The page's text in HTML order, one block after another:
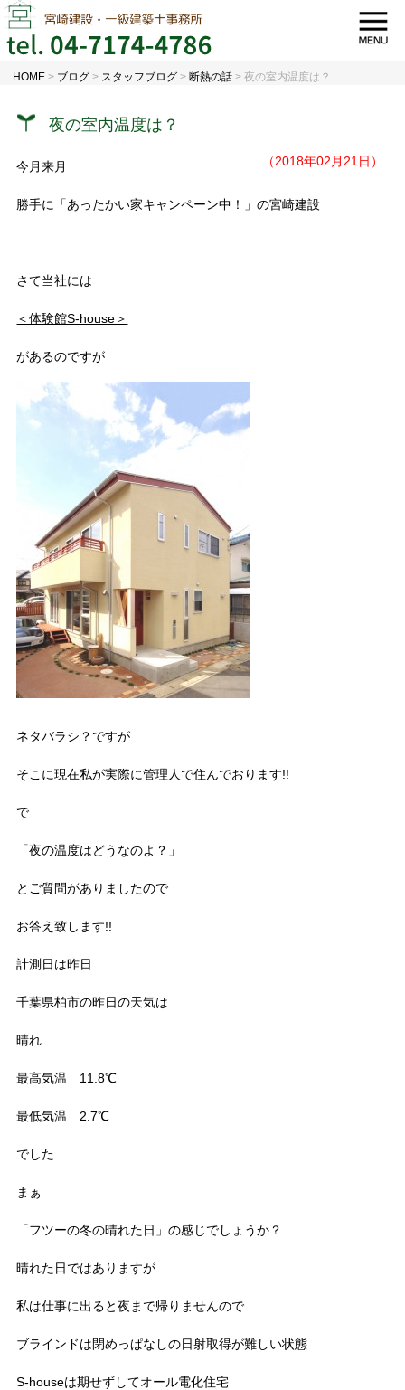
HOME > ブログ > スタッフブログ >断熱の話 >夜の室内温度は？
夜の室内温度は？
（2018年02月21日）
今月来月
勝手に「あったかい家キャンペーン中！」の宮崎建設
さて当社には
＜体験館S-house＞
があるのですが
ネタバラシ？ですが
そこに現在私が実際に管理人で住んでおります!!
で
「夜の温度はどうなのよ？」
とご質問がありましたので
お答え致します!!
計測日は昨日
千葉県柏市の昨日の天気は
晴れ
最高気温 11.8℃
最低気温 2.7℃
でした
まぁ
「フツーの冬の晴れた日」の感じでしょうか？
晴れた日ではありますが
私は仕事に出ると夜まで帰りませんので
ブラインドは閉めっぱなしの日射取得が難しい状態
S-houseは期せずしてオール電化住宅